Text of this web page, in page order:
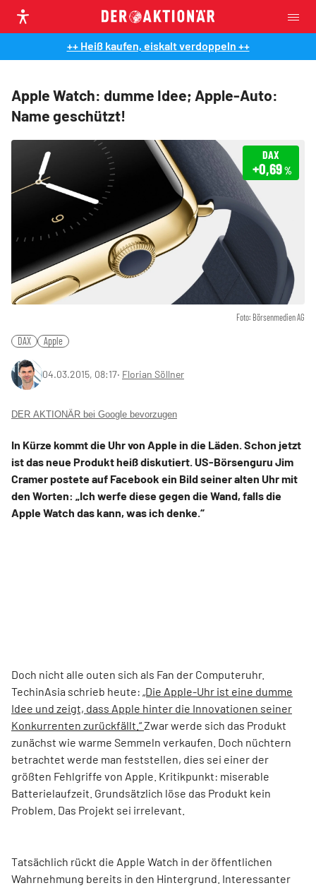
++ Heiß kaufen, eiskalt verdoppeln ++
Apple Watch: dumme Idee; Apple-Auto:
Name geschützt!
Foto: Börsenmedien AG
DAX
+0,69%
DAX Apple
04.03.2015, 08:17‧ Florian Söllner
DER AKTIONÄR bei Google bevorzugen
In Kürze kommt die Uhr von Apple in die Läden. Schon jetzt
ist das neue Produkt heiß diskutiert. US-Börsenguru Jim
Cramer postete auf Facebook ein Bild seiner alten Uhr mit
den Worten: „Ich werfe diese gegen die Wand, falls die
Apple Watch das kann, was ich denke.“
Doch nicht alle outen sich als Fan der Computeruhr.
TechinAsia schrieb heute: „Die Apple-Uhr ist eine dumme
Idee und zeigt, dass Apple hinter die Innovationen seiner
Konkurrenten zurückfällt.“Zwar werde sich das Produkt
zunächst wie warme Semmeln verkaufen. Doch nüchtern
betrachtet werde man feststellen, dies sei einer der
größten Fehlgriffe von Apple. Kritikpunkt: miserable
Batterielaufzeit. Grundsätzlich löse das Produkt kein
Problem. Das Projekt sei irrelevant.
Tatsächlich rückt die Apple Watch in der öffentlichen
Wahrnehmung bereits in den Hintergrund. Interessanter